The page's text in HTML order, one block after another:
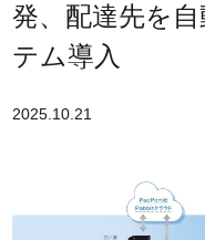
発、配達先を
テム導入
2025.10.21